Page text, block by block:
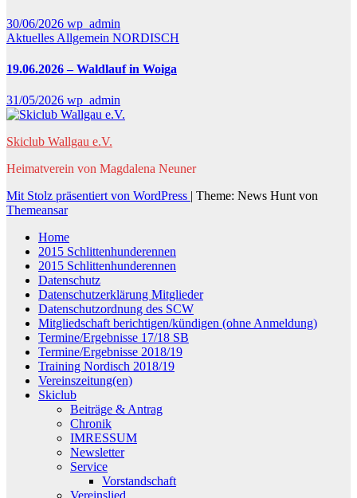
30/06/2026 wp_admin
Aktuelles Allgemein NORDISCH
19.06.2026 – Waldlauf in Woiga
31/05/2026 wp_admin
Skiclub Wallgau e.V.
Heimatverein von Magdalena Neuner
Mit Stolz präsentiert von WordPress | Theme: News Hunt von
Themeansar
Home
2015 Schlittenhunderennen
2015 Schlittenhunderennen
Datenschutz
Datenschutzerklärung Mitglieder
Datenschutzordnung des SCW
Mitgliedschaft berichtigen/kündigen (ohne Anmeldung)
Termine/Ergebnisse 17/18 SB
Termine/Ergebnisse 2018/19
Training Nordisch 2018/19
Vereinszeitung(en)
Skiclub
Beiträge & Antrag
Chronik
IMRESSUM
Newsletter
Service
Vorstandschaft